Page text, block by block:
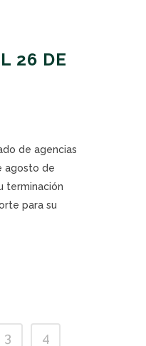
26 DE
de agencias
agosto de
terminación
para su
3
4